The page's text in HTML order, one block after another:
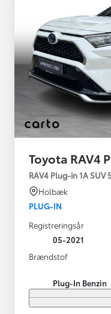
Toyota RAV4
RAV4 Plug-in 1A
Holbæk
PLUG-IN
Registreringsår
05-2021
Brændstof
Plug-In Benzin